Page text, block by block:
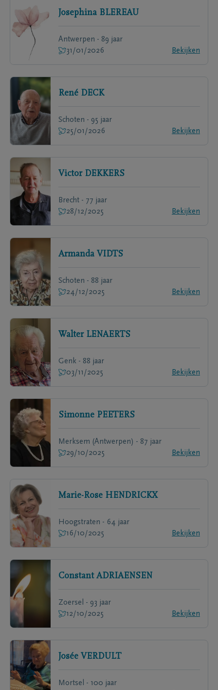
Josephina BLEREAU
Antwerpen - 89 jaar
31/01/2026
Bekijken
René DECK
Schoten - 95 jaar
25/01/2026
Bekijken
Victor DEKKERS
Brecht - 77 jaar
28/12/2025
Bekijken
Armanda VIDTS
Schoten - 88 jaar
24/12/2025
Bekijken
Walter LENAERTS
Genk - 88 jaar
03/11/2025
Bekijken
Simonne PEETERS
Merksem (Antwerpen) - 87 jaar
29/10/2025
Bekijken
Marie-Rose HENDRICKX
Hoogstraten - 64 jaar
16/10/2025
Bekijken
Constant ADRIAENSEN
Zoersel - 93 jaar
12/10/2025
Bekijken
Josée VERDULT
Mortsel - 100 jaar